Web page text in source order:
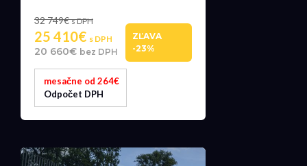
32 749€s DPH
25 410€ s DPH
20 660€ bez DPH
ZĽAVA
-23%
mesačne od 264€
Odpočet DPH